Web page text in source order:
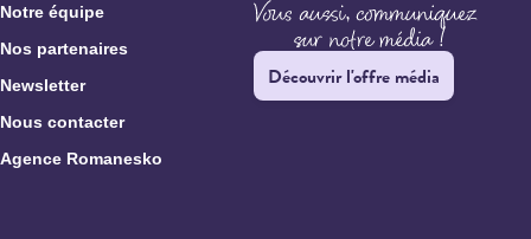
Notre équipe
Nos partenaires
Newsletter
Nous contacter
Agence Romanesko
Découvrir l'offre média